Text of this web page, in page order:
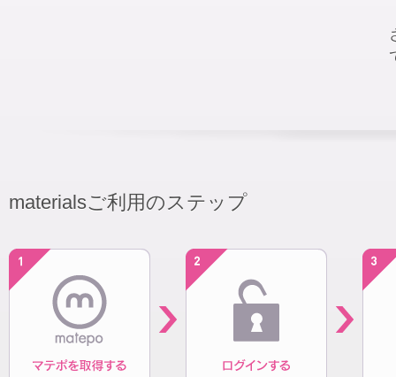
materialsご利用のステップ